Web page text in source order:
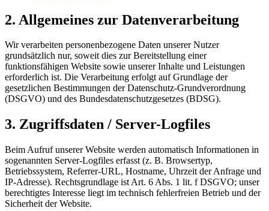
2. Allgemeines zur Datenverarbeitung
Wir verarbeiten personenbezogene Daten unserer Nutzer
grundsätzlich nur, soweit dies zur Bereitstellung einer
funktionsfähigen Website sowie unserer Inhalte und Leistungen
erforderlich ist. Die Verarbeitung erfolgt auf Grundlage der
gesetzlichen Bestimmungen der Datenschutz-Grundverordnung
(DSGVO) und des Bundesdatenschutzgesetzes (BDSG).
3. Zugriffsdaten / Server-Logfiles
Beim Aufruf unserer Website werden automatisch Informationen in
sogenannten Server-Logfiles erfasst (z. B. Browsertyp,
Betriebssystem, Referrer-URL, Hostname, Uhrzeit der Anfrage und
IP-Adresse). Rechtsgrundlage ist Art. 6 Abs. 1 lit. f DSGVO; unser
berechtigtes Interesse liegt im technisch fehlerfreien Betrieb und der
Sicherheit der Website.